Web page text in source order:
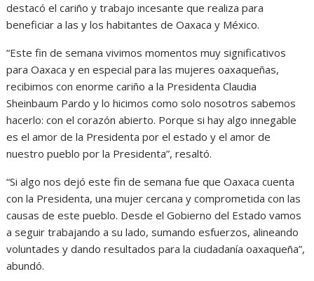
destacó el cariño y trabajo incesante que realiza para
beneficiar a las y los habitantes de Oaxaca y México.
“Este fin de semana vivimos momentos muy significativos
para Oaxaca y en especial para las mujeres oaxaqueñas,
recibimos con enorme cariño a la Presidenta Claudia
Sheinbaum Pardo y lo hicimos como solo nosotros sabemos
hacerlo: con el corazón abierto. Porque si hay algo innegable
es el amor de la Presidenta por el estado y el amor de
nuestro pueblo por la Presidenta”, resaltó.
“Si algo nos dejó este fin de semana fue que Oaxaca cuenta
con la Presidenta, una mujer cercana y comprometida con las
causas de este pueblo. Desde el Gobierno del Estado vamos
a seguir trabajando a su lado, sumando esfuerzos, alineando
voluntades y dando resultados para la ciudadanía oaxaqueña”,
abundó.